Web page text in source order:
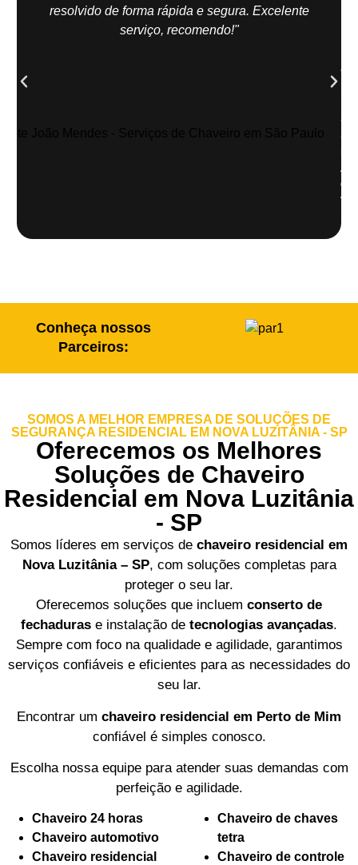
resolvido de forma rápida e segura. Excelente
serviço, recomendo!"
de
Conheça nossos
Parceiros:
SOMOS A MELHOR EMPRESA DE SOLUÇÕES DE
SEGURANÇA RESIDENCIAL EM NOVA LUZITÂNIA - SP
Oferecemos os Melhores
Soluções de Chaveiro
Residencial em Nova Luzitânia
- SP
Somos líderes em serviços de chaveiro residencial em
Nova Luzitânia – SP, com soluções completas para
proteger o seu lar.
Oferecemos soluções que incluem conserto de
fechaduras e instalação de tecnologias avançadas.
Sempre com foco na qualidade e agilidade, garantimos
serviços confiáveis e eficientes para as necessidades do
seu lar.
Encontrar um chaveiro residencial em Perto de Mim
confiável é simples conosco.
Escolha nossa equipe para atender suas demandas com
perfeição e agilidade.
Chaveiro 24 horas
Chaveiro automotivo
Chaveiro residencial
Chaveiro de chaves
tetra
Chaveiro de controle